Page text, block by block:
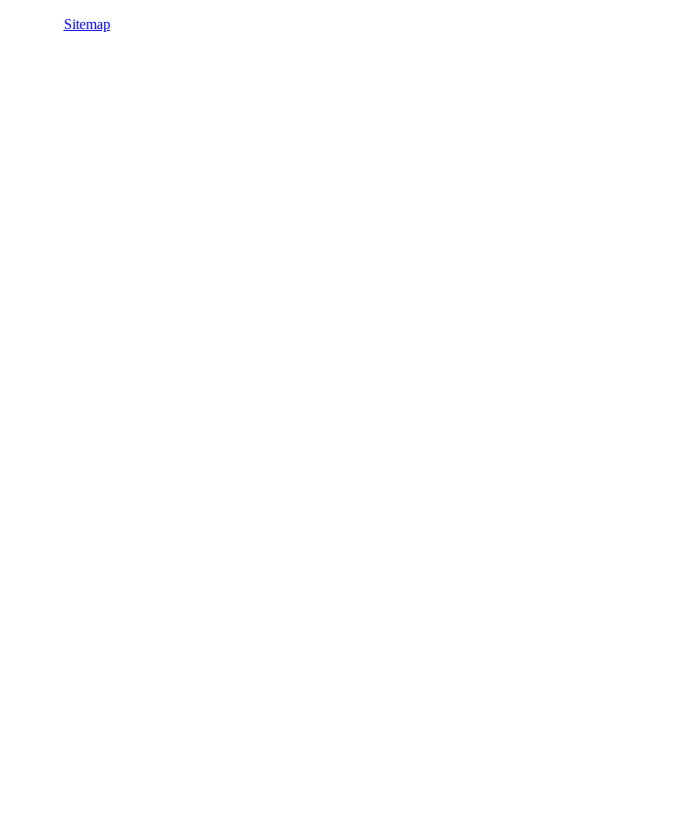
Sitemap